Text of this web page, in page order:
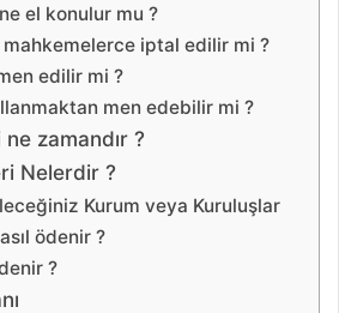
el konulur mu ?
iptal edilir mi ?
edilir mi ?
men edebilir mi ?
zamandır ?
Nelerdir ?
Kurum veya Kuruluşlar
ödenir ?
?